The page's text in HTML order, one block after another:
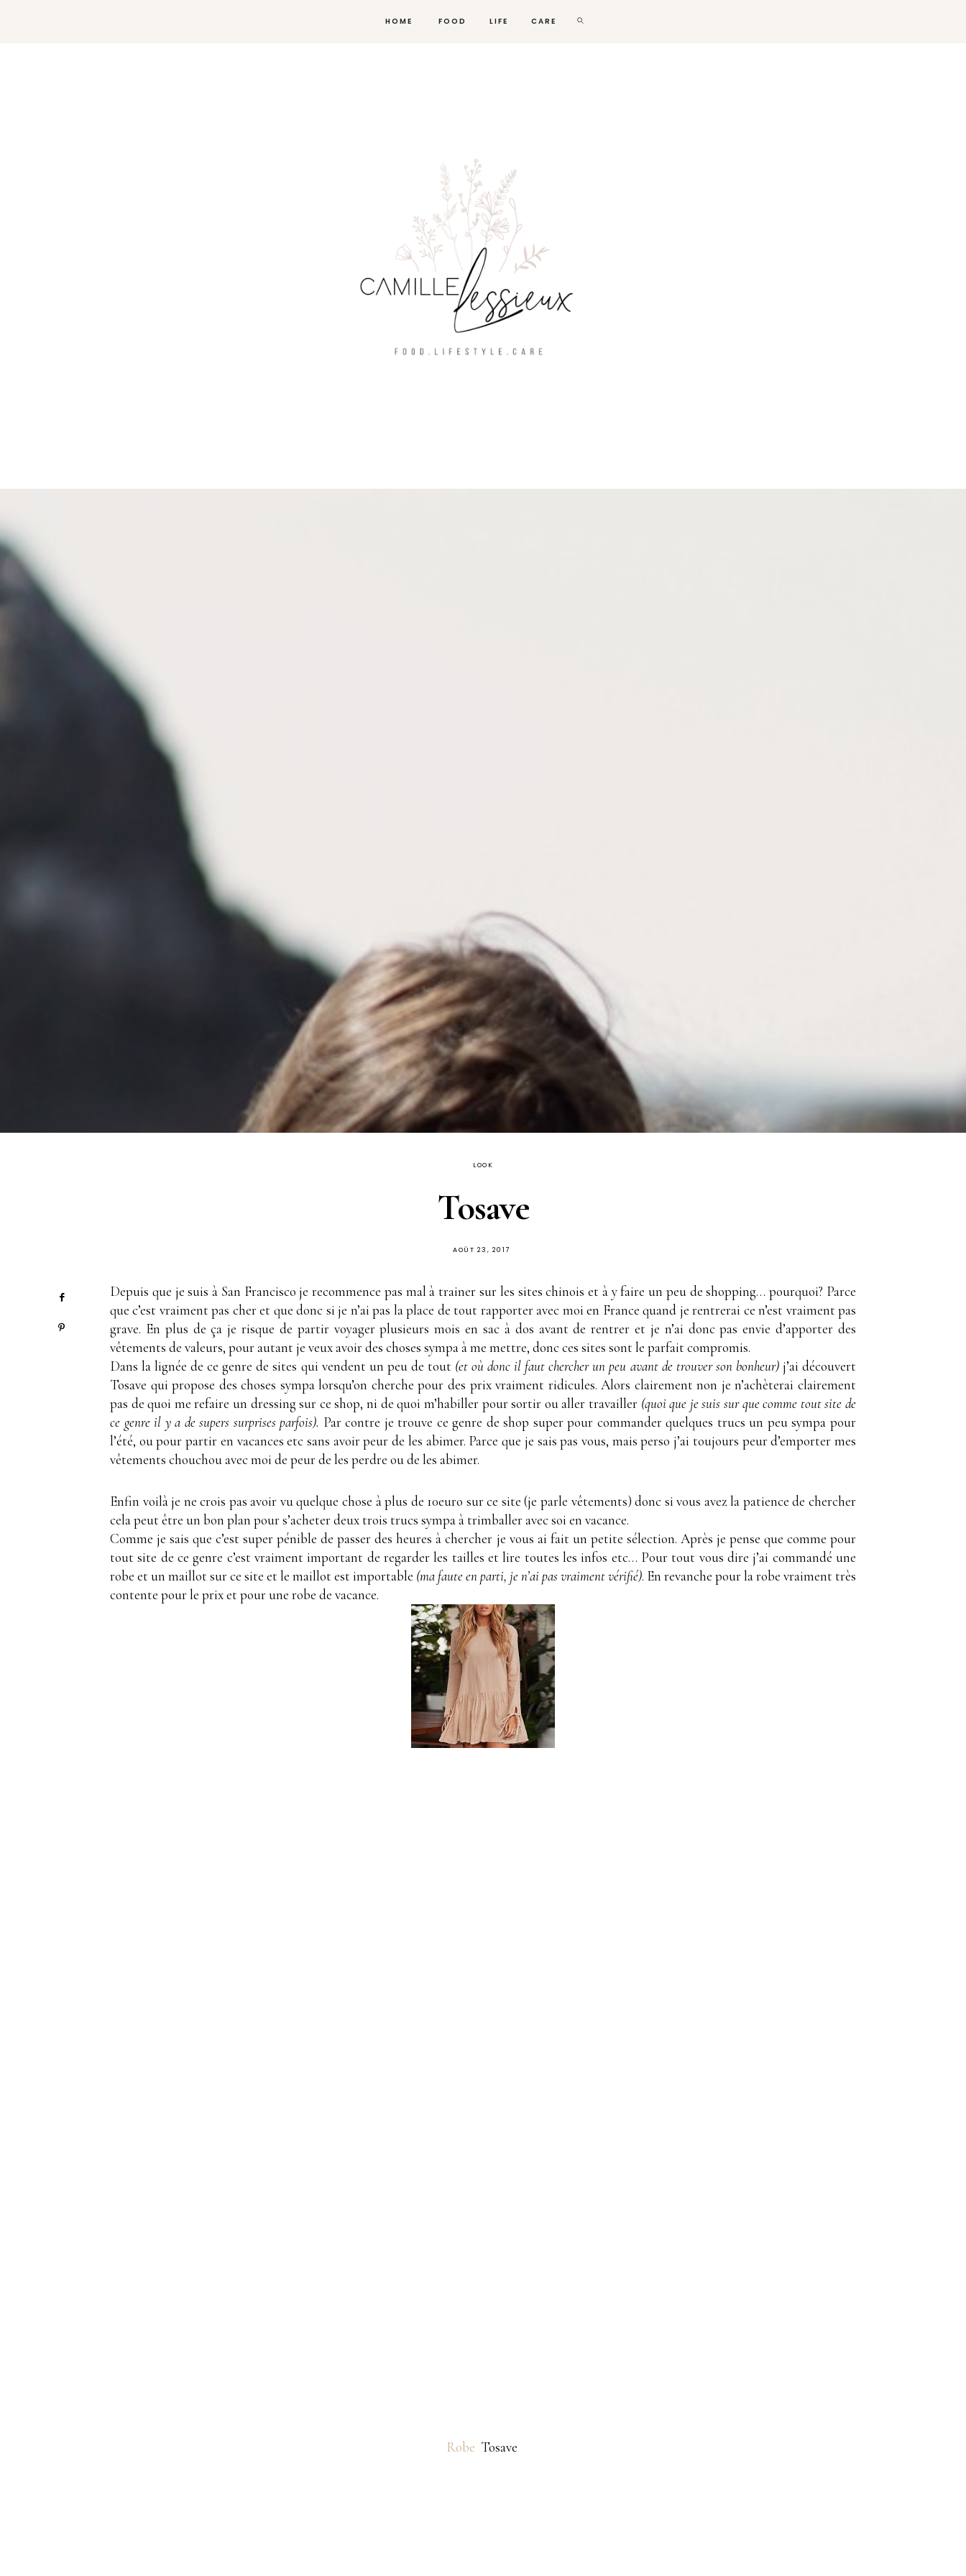
HOME FOOD LIFE CARE
LOOK
Tosave
PUBLIÉ
AOÛT 23, 2017
Depuis que je suis à San Francisco je recommence pas mal à trainer sur les sites chinois et à y faire un peu de shopping… pourquoi? Parce
que c’est vraiment pas cher et que donc si je n’ai pas la place de tout rapporter avec moi en France quand je rentrerai ce n’est vraiment pas
grave. En plus de ça je risque de partir voyager plusieurs mois en sac à dos avant de rentrer et je n’ai donc pas envie d’apporter des
vêtements de valeurs, pour autant je veux avoir des choses sympa à me mettre, donc ces sites sont le parfait compromis.
Dans la lignée de ce genre de sites qui vendent un peu de tout (et où donc il faut chercher un peu avant de trouver son bonheur) j’ai découvert
Tosave qui propose des choses sympa lorsqu’on cherche pour des prix vraiment ridicules. Alors clairement non je n’achèterai clairement
pas de quoi me refaire un dressing sur ce shop, ni de quoi m’habiller pour sortir ou aller travailler (quoi que je suis sur que comme tout site de
ce genre il y a de supers surprises parfois). Par contre je trouve ce genre de shop super pour commander quelques trucs un peu sympa pour
l’été, ou pour partir en vacances etc sans avoir peur de les abimer. Parce que je sais pas vous, mais perso j’ai toujours peur d’emporter mes
vêtements chouchou avec moi de peur de les perdre ou de les abimer.
Enfin voilà je ne crois pas avoir vu quelque chose à plus de 10euro sur ce site (je parle vêtements) donc si vous avez la patience de chercher
cela peut être un bon plan pour s’acheter deux trois trucs sympa à trimballer avec soi en vacance.
Comme je sais que c’est super pénible de passer des heures à chercher je vous ai fait un petite sélection. Après je pense que comme pour
tout site de ce genre c’est vraiment important de regarder les tailles et lire toutes les infos etc… Pour tout vous dire j’ai commandé une
robe et un maillot sur ce site et le maillot est importable (ma faute en parti, je n’ai pas vraiment vérifié). En revanche pour la robe vraiment très
contente pour le prix et pour une robe de vacance.
Robe Tosave